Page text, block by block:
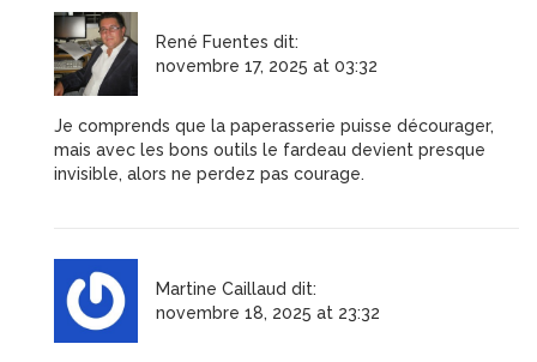
René Fuentes dit:
novembre 17, 2025 at 03:32
Je comprends que la paperasserie puisse décourager,
mais avec les bons outils le fardeau devient presque
invisible, alors ne perdez pas courage.
Martine Caillaud dit:
novembre 18, 2025 at 23:32